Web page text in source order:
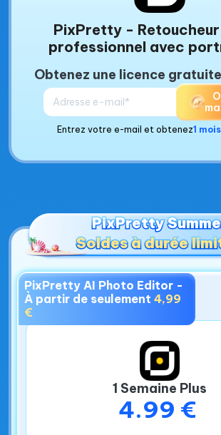
PixPretty -
professionnel avec
Obtenez une licence
Entrez votre e-mail et obtenez1 mois
PixPretty
PixPretty
Soldes à durée
Soldes à durée
PixPretty AI Photo Editor -
À partir de seulement 4,99
€
1 Semaine Plus
4.99 €